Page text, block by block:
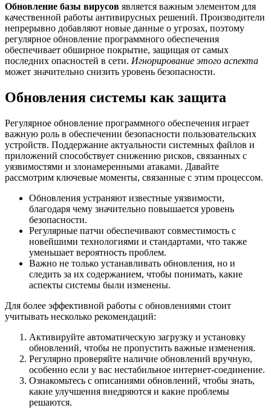
Обновление базы вирусов является важным элементом для
качественной работы антивирусных решений. Производители
непрерывно добавляют новые данные о угрозах, поэтому
регулярное обновление программного обеспечения
обеспечивает обширное покрытие, защищая от самых
последних опасностей в сети. Игнорирование этого аспекта
может значительно снизить уровень безопасности.
Обновления системы как защита
Регулярное обновление программного обеспечения играет
важную роль в обеспечении безопасности пользовательских
устройств. Поддержание актуальности системных файлов и
приложений способствует снижению рисков, связанных с
уязвимостями и злонамеренными атаками. Давайте
рассмотрим ключевые моменты, связанные с этим процессом.
Обновления устраняют известные уязвимости,
благодаря чему значительно повышается уровень
безопасности.
Регулярные патчи обеспечивают совместимость с
новейшими технологиями и стандартами, что также
уменьшает вероятность проблем.
Важно не только устанавливать обновления, но и
следить за их содержанием, чтобы понимать, какие
аспекты системы были изменены.
Для более эффективной работы с обновлениями стоит
учитывать несколько рекомендаций:
Активируйте автоматическую загрузку и установку
обновлений, чтобы не пропустить важные изменения.
Регулярно проверяйте наличие обновлений вручную,
особенно если у вас нестабильное интернет-соединение.
Ознакомьтесь с описаниями обновлений, чтобы знать,
какие улучшения внедряются и какие проблемы
решаются.